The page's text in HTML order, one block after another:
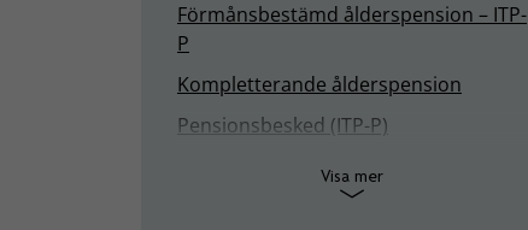
Förmånsbestämd ålderspension – ITP-
P
Kompletterande ålderspension
Pensionsbesked (ITP-P)
Visa mer